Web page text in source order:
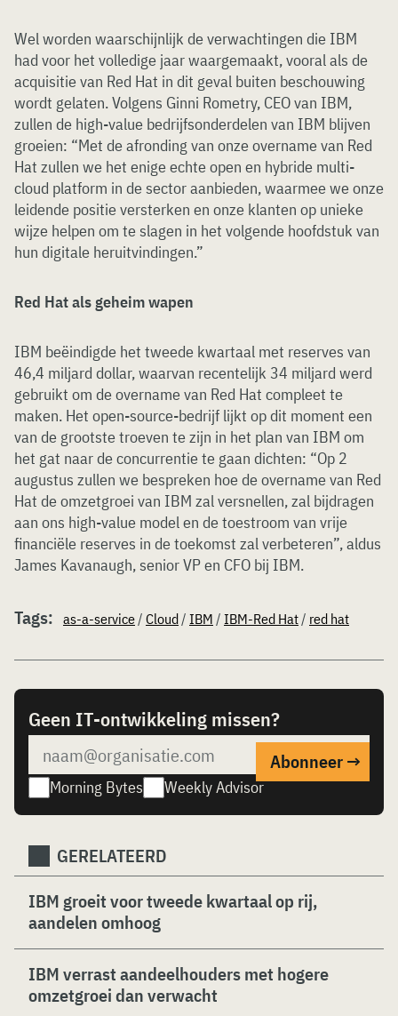
Wel worden waarschijnlijk de verwachtingen die IBM
had voor het volledige jaar waargemaakt, vooral als de
acquisitie van Red Hat in dit geval buiten beschouwing
wordt gelaten. Volgens Ginni Rometry, CEO van IBM,
zullen de high-value bedrijfsonderdelen van IBM blijven
groeien: “Met de afronding van onze overname van Red
Hat zullen we het enige echte open en hybride multi-
cloud platform in de sector aanbieden, waarmee we onze
leidende positie versterken en onze klanten op unieke
wijze helpen om te slagen in het volgende hoofdstuk van
hun digitale heruitvindingen.”
Red Hat als geheim wapen
IBM beëindigde het tweede kwartaal met reserves van
46,4 miljard dollar, waarvan recentelijk 34 miljard werd
gebruikt om de overname van Red Hat compleet te
maken. Het open-source-bedrijf lijkt op dit moment een
van de grootste troeven te zijn in het plan van IBM om
het gat naar de concurrentie te gaan dichten: “Op 2
augustus zullen we bespreken hoe de overname van Red
Hat de omzetgroei van IBM zal versnellen, zal bijdragen
aan ons high-value model en de toestroom van vrije
financiële reserves in de toekomst zal verbeteren”, aldus
James Kavanaugh, senior VP en CFO bij IBM.
Tags: as-a-service/ Cloud/ IBM / IBM-Red Hat/ red hat
Geen IT-ontwikkeling missen?
Morning Bytes Weekly Advisor
GERELATEERD
IBM groeit voor tweede kwartaal op rij,
aandelen omhoog
IBM verrast aandeelhouders met hogere
omzetgroei dan verwacht